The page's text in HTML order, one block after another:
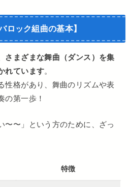
ロック組曲の基本】
さまざまな舞曲（ダンス）を集
れています。
性格があり、舞曲のリズムや表
の第一歩！
〜〜」という方のために、ざっ
特徴